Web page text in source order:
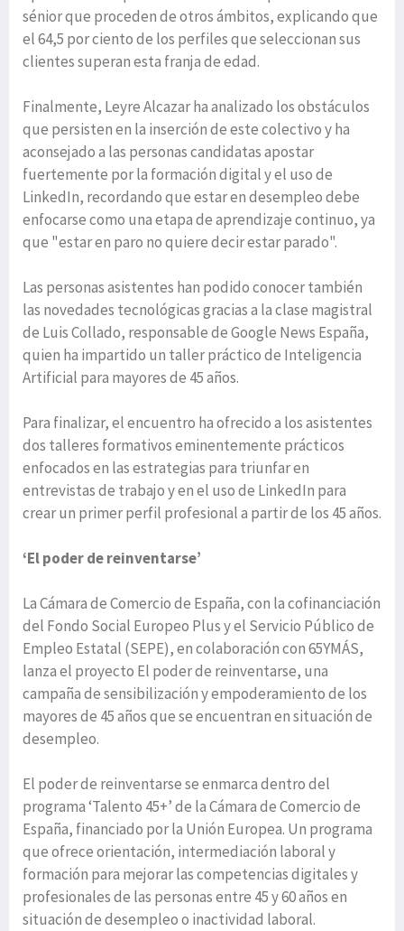
sénior que proceden de otros ámbitos, explicando que
el 64,5 por ciento de los perfiles que seleccionan sus
clientes superan esta franja de edad.
Finalmente, Leyre Alcazar ha analizado los obstáculos
que persisten en la inserción de este colectivo y ha
aconsejado a las personas candidatas apostar
fuertemente por la formación digital y el uso de
LinkedIn, recordando que estar en desempleo debe
enfocarse como una etapa de aprendizaje continuo, ya
que "estar en paro no quiere decir estar parado".
Las personas asistentes han podido conocer también
las novedades tecnológicas gracias a la clase magistral
de Luis Collado, responsable de Google News España,
quien ha impartido un taller práctico de Inteligencia
Artificial para mayores de 45 años.
Para finalizar, el encuentro ha ofrecido a los asistentes
dos talleres formativos eminentemente prácticos
enfocados en las estrategias para triunfar en
entrevistas de trabajo y en el uso de LinkedIn para
crear un primer perfil profesional a partir de los 45 años.
‘El poder de reinventarse’
La Cámara de Comercio de España, con la cofinanciación
del Fondo Social Europeo Plus y el Servicio Público de
Empleo Estatal (SEPE), en colaboración con 65YMÁS,
lanza el proyecto El poder de reinventarse, una
campaña de sensibilización y empoderamiento de los
mayores de 45 años que se encuentran en situación de
desempleo.
El poder de reinventarse se enmarca dentro del
programa ‘Talento 45+’ de la Cámara de Comercio de
España, financiado por la Unión Europea. Un programa
que ofrece orientación, intermediación laboral y
formación para mejorar las competencias digitales y
profesionales de las personas entre 45 y 60 años en
situación de desempleo o inactividad laboral.